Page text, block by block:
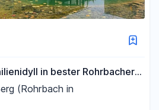
in bester Rohrbacher
(Rohrbach in